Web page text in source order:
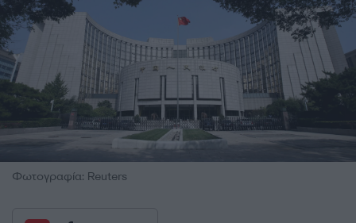
Φωτογραφία: Reuters